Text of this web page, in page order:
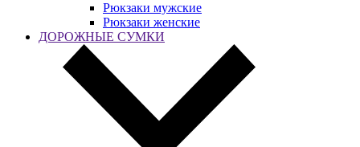
Рюкзаки мужские
Рюкзаки женские
ДОРОЖНЫЕ СУМКИ